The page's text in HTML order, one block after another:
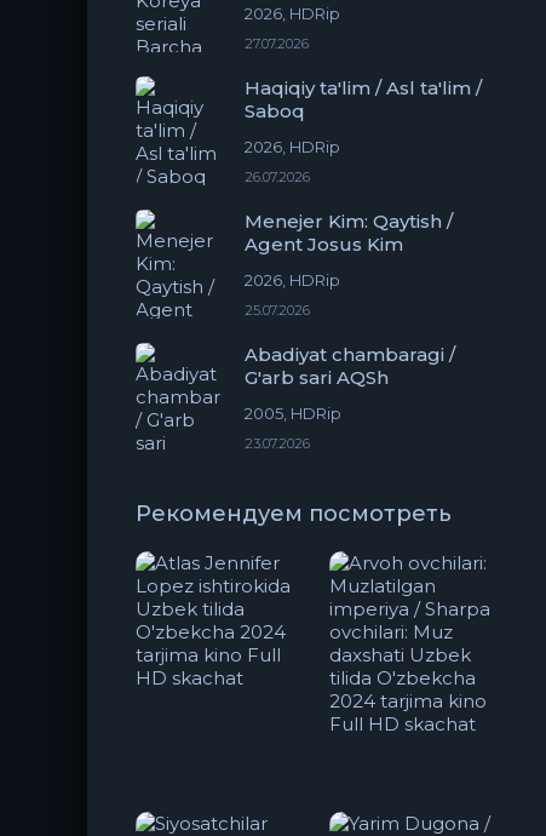
2026, HDRip
27.07.2026
Haqiqiy ta'lim / Asl ta'lim /
Saboq
2026, HDRip
26.07.2026
Menejer Kim: Qaytish /
Agent Josus Kim
2026, HDRip
25.07.2026
Abadiyat chambaragi /
G'arb sari AQSh
2005, HDRip
23.07.2026
Рекомендуем посмотреть